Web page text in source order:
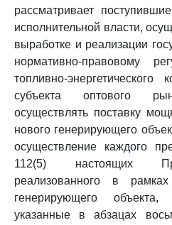
рассматривает
исполнительной власти,
выработке и реализации
нормативно-правовому
топливно-энергетического
субъекта оптового
осуществлять поставку
нового генерирующего
осуществление каждого
112(5) настоящих
реализованного в рамках
генерирующего
указанные в абзацах